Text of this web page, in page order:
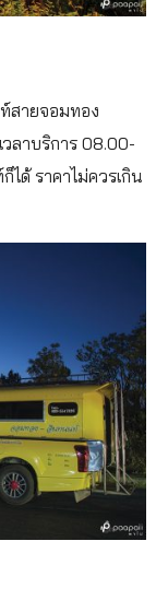
สายจอมทอง
วลาบริการ 08.00-
ด้ ราคาไม่ควรเกิน